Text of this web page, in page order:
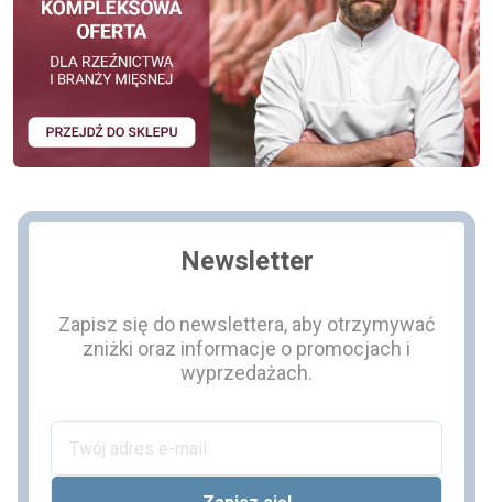
Newsletter
Zapisz się do newslettera, aby otrzymywać
zniżki oraz informacje o promocjach i
wyprzedażach.